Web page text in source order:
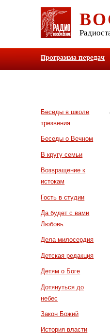
Программа передач
Беседы в школе
трезвения
Беседы о Вечном
В кругу семьи
Возвращение к
истокам
Гость в студии
Да будет с вами
Любовь
Дела милосердия
Детская редакция
Детям о Боге
Дотянуться до
небес
Закон Божий
История власти